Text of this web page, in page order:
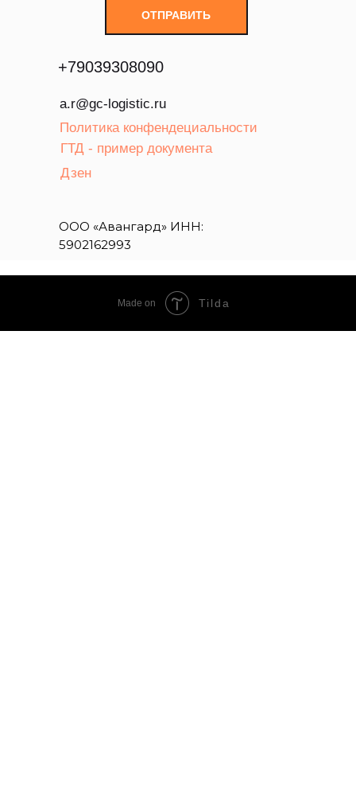
ОТПРАВИТЬ
Политика конфендециальности
Дзен
ГТД - пример документа
+79039308090
a.r@gc-logistic.ru
ООО «Авангард» ИНН:
5902162993
Made on Tilda